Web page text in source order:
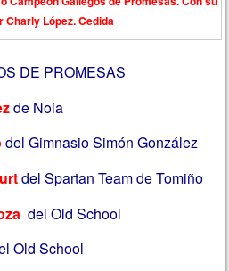
Charly López. Cedida
DE PROMESAS
de Noia
del Gimnasio Simón González
del Spartan Team de Tomiño
del Old School
Old School